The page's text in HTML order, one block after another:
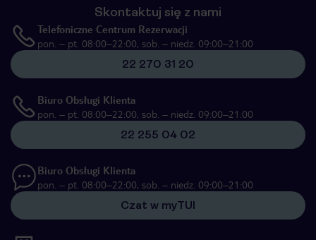
Skontaktuj się z nami
Telefoniczne Centrum Rezerwacji
pon. – pt. 08:00–22:00, sob. – niedz. 09:00–21:00
22 270 31 20
Biuro Obsługi Klienta
pon. – pt. 08:00–22:00, sob. – niedz. 09:00–21:00
22 255 04 02
Biuro Obsługi Klienta
pon. – pt. 08:00–22:00, sob. – niedz. 09:00–21:00
Czat w myTUI